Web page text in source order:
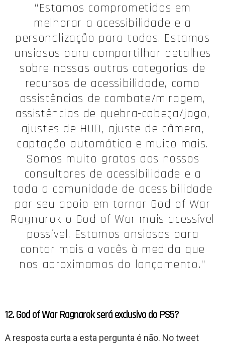
“Estamos comprometidos em
melhorar a acessibilidade e a
personalização para todos. Estamos
ansiosos para compartilhar detalhes
sobre nossas outras categorias de
recursos de acessibilidade, como
assistências de combate/miragem,
assistências de quebra-cabeça/jogo,
ajustes de HUD, ajuste de câmera,
captação automática e muito mais.
Somos muito gratos aos nossos
consultores de acessibilidade e a
toda a comunidade de acessibilidade
por seu apoio em tornar God of War
Ragnarok o God of War mais acessível
possível. Estamos ansiosos para
contar mais a vocês à medida que
nos aproximamos do lançamento.”
12. God of War Ragnarok será exclusivo do PS5?
A resposta curta a esta pergunta é não. No tweet